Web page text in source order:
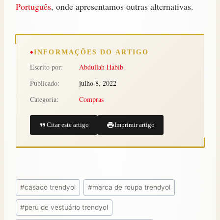
Português, onde apresentamos outras alternativas.
INFORMAÇÕES DO ARTIGO
Escrito por:
Abdullah Habib
Publicado:
julho 8, 2022
Categoria:
Compras
Citar este artigo Imprimir artigo
#casaco trendyol #marca de roupa trendyol
#peru de vestuário trendyol